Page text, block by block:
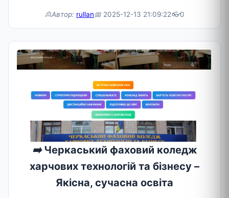
🙎Автор: rullan📅 2025-12-13 21:09:22👓0
➡️Черкаський фаховий коледж
харчових технологій та бізнесу –
Якісна, сучасна освіта